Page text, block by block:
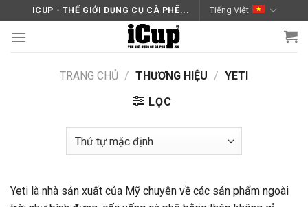
to
content
ICUP - THẾ GIỚI DỤNG CỤ CÀ PHÊ... Tiếng Việt
TRANG CHỦ / THƯƠNG HIỆU / YETI
LỌC
Yeti là nhà sản xuất của Mỹ chuyên về các sản phẩm ngoài